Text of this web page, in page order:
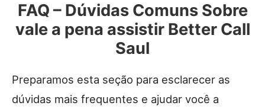
FAQ – Dúvidas Comuns Sobre
vale a pena assistir Better Call
Saul
Preparamos esta seção para esclarecer as
dúvidas mais frequentes e ajudar você a